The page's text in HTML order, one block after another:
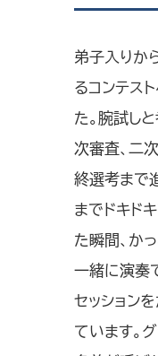
弟子入りか
るコンテス
た。腕試し
次審査、二
終選考まで
までドキド
た瞬間、か
一緒に演奏
セッション
ています。